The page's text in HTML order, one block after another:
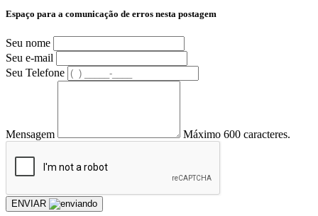
Espaço para a comunicação de erros nesta postagem
Seu nome
Seu e-mail
Seu Telefone
Mensagem Máximo 600 caracteres.
ENVIAR